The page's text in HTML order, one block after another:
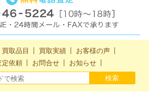
買取品目 買取実績
お客様の声
定依頼 お問合せ お知らせ